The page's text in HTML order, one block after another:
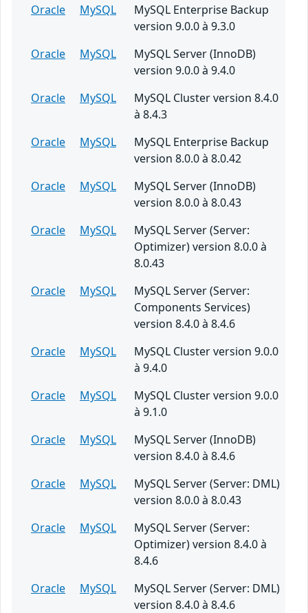
Oracle MySQL
MySQL Enterprise Backup
version 9.0.0 à 9.3.0
Oracle
MySQL
MySQL Server (InnoDB)
version 9.0.0 à 9.4.0
Oracle
MySQL
MySQL Cluster version 8.4.0
à 8.4.3
Oracle
MySQL
MySQL Enterprise Backup
version 8.0.0 à 8.0.42
Oracle
MySQL
MySQL Server (InnoDB)
version 8.0.0 à 8.0.43
Oracle
MySQL
MySQL Server (Server:
Optimizer) version 8.0.0 à
8.0.43
Oracle
MySQL
MySQL Server (Server:
Components Services)
version 8.4.0 à 8.4.6
Oracle
MySQL
MySQL Cluster version 9.0.0
à 9.4.0
Oracle
MySQL
MySQL Cluster version 9.0.0
à 9.1.0
Oracle
MySQL
MySQL Server (InnoDB)
version 8.4.0 à 8.4.6
Oracle
MySQL
MySQL Server (Server: DML)
version 8.0.0 à 8.0.43
Oracle
MySQL
MySQL Server (Server:
Optimizer) version 8.4.0 à
8.4.6
Oracle
MySQL
MySQL Server (Server: DML)
version 8.4.0 à 8.4.6